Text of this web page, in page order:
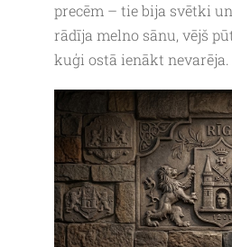
precēm – tie bija svētki
rādīja melno sānu, vējš
kuģi ostā ienākt nevarēja.